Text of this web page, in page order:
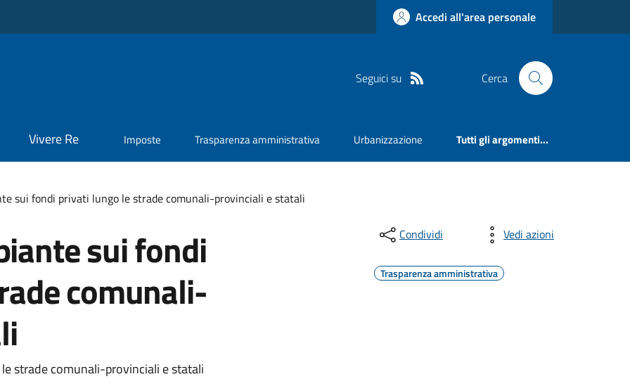
Accedi all'area personale
Seguici su Cerca
Vivere Re Imposte Trasparenza amministrativa Urbanizzazione Tutti gli argomenti...
sui fondi privati lungo le strade comunali-provinciali e statali
sui fondi
comunali-
strade comunali-provinciali e statali
Condividi Vedi azioni
Trasparenza amministrativa